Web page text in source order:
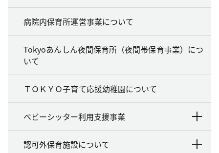
病院内保育所運営事業について
Tokyoあんしん夜間保育所（夜間帯保育事業）につ
いて
ＴＯＫＹＯ子育て応援幼稚園について
ベビーシッター利用支援事業
認可外保育施設について